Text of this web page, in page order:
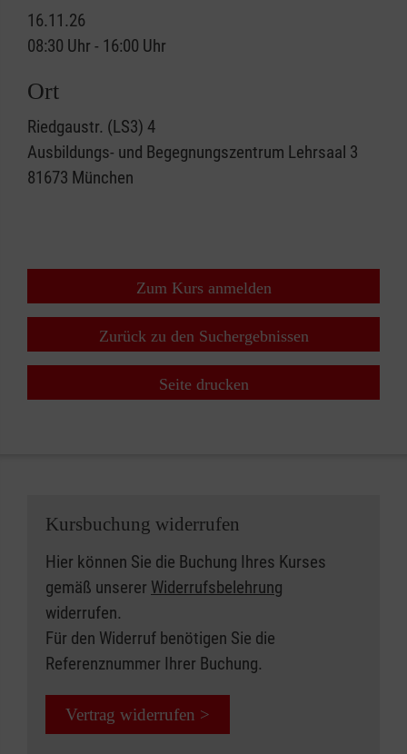
16.11.26
08:30 Uhr - 16:00 Uhr
Ort
Riedgaustr. (LS3) 4
Ausbildungs- und Begegnungszentrum Lehrsaal 3
81673 München
Zum Kurs anmelden
Zurück zu den Suchergebnissen
Seite drucken
Kursbuchung widerrufen
Hier können Sie die Buchung Ihres Kurses
gemäß unserer Widerrufsbelehrung
widerrufen.
Für den Widerruf benötigen Sie die
Referenznummer Ihrer Buchung.
Vertrag widerrufen >